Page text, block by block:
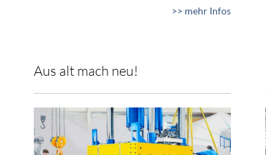
>> mehr Infos
Aus alt mach neu!